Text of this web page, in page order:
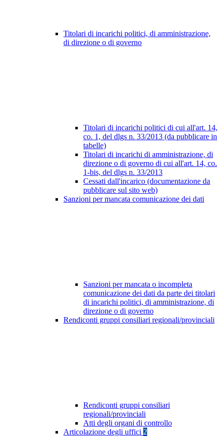
Titolari di incarichi politici, di amministrazione,
di direzione o di governo
Titolari di incarichi politici di cui all'art. 14,
co. 1, del dlgs n. 33/2013 (da pubblicare in
tabelle)
Titolari di incarichi di amministrazione, di
direzione o di governo di cui all'art. 14, co.
1-bis, del dlgs n. 33/2013
Cessati dall'incarico (documentazione da
pubblicare sul sito web)
Sanzioni per mancata comunicazione dei dati
Sanzioni per mancata o incompleta
comunicazione dei dati da parte dei titolari
di incarichi politici, di amministrazione, di
direzione o di governo
Rendiconti gruppi consiliari regionali/provinciali
Rendiconti gruppi consiliari
regionali/provinciali
Atti degli organi di controllo
Articolazione degli uffici 2